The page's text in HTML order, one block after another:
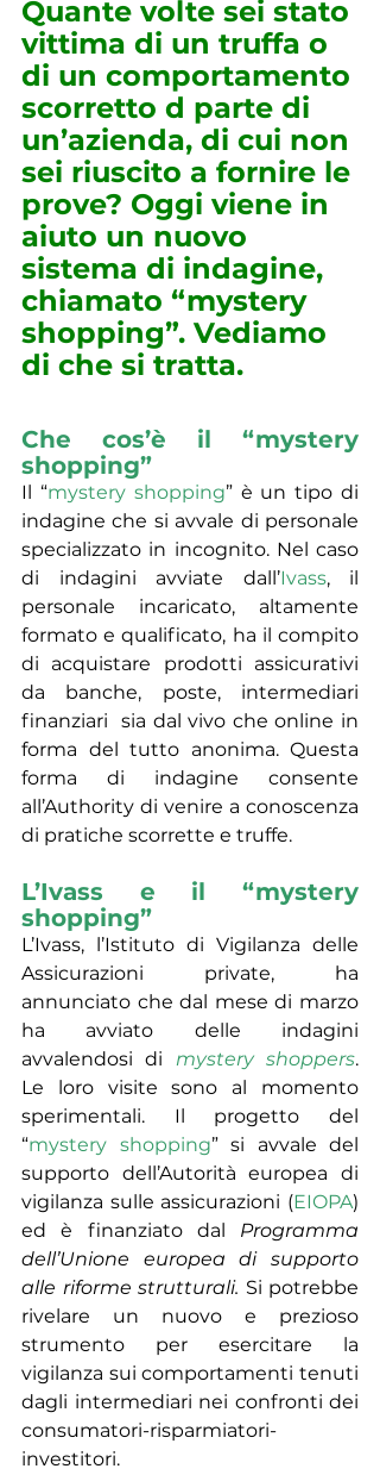
Quante volte sei stato
vittima di un truffa o
di un comportamento
scorretto d parte di
un’azienda, di cui non
sei riuscito a fornire le
prove? Oggi viene in
aiuto un nuovo
sistema di indagine,
chiamato “mystery
shopping”. Vediamo
di che si tratta.
Che cos’è il “mystery
shopping”
Il “mystery shopping” è un tipo di
indagine che si avvale di personale
specializzato in incognito. Nel caso
di indagini avviate dall’Ivass, il
personale incaricato, altamente
formato e qualificato, ha il compito
di acquistare prodotti assicurativi
da banche, poste, intermediari
finanziari  sia dal vivo che online in
forma del tutto anonima. Questa
forma di indagine consente
all’Authority di venire a conoscenza
di pratiche scorrette e truffe.
L’Ivass e il “mystery
shopping”
L’Ivass, l’Istituto di Vigilanza delle
Assicurazioni private, ha
annunciato che dal mese di marzo
ha avviato delle indagini
avvalendosi di mystery shoppers.
Le loro visite sono al momento
sperimentali. Il progetto del
“mystery shopping” si avvale del
supporto dell’Autorità europea di
vigilanza sulle assicurazioni (EIOPA)
ed è finanziato dal Programma
dell’Unione europea di supporto
alle riforme strutturali. Si potrebbe
rivelare un nuovo e prezioso
strumento per esercitare la
vigilanza sui comportamenti tenuti
dagli intermediari nei confronti dei
consumatori-risparmiatori-
investitori.